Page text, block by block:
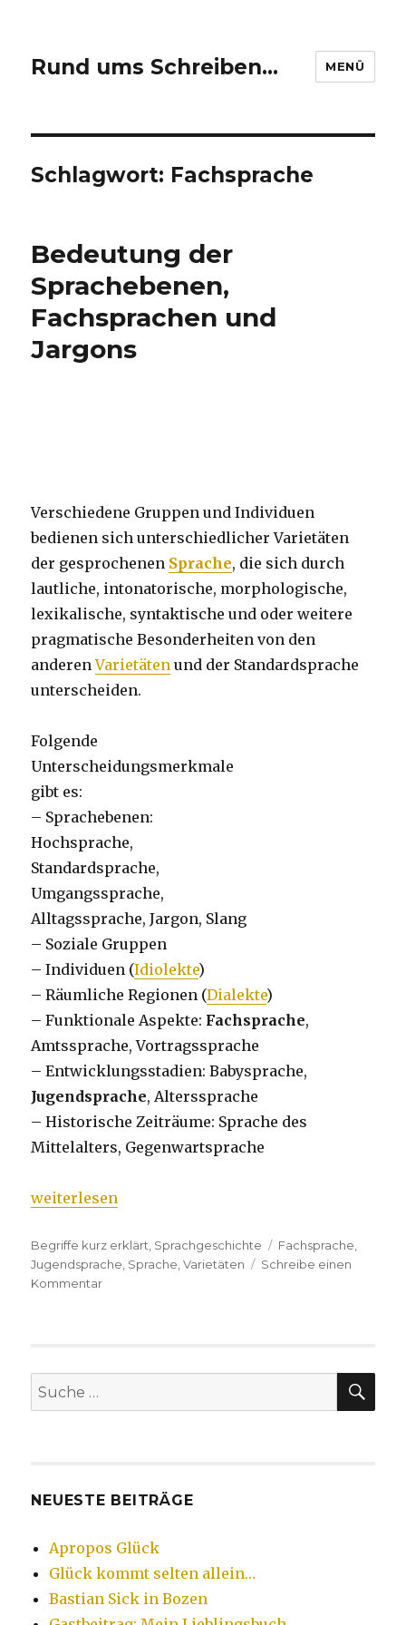
Rund ums Schreiben… MENÜ
Schlagwort: Fachsprache
Bedeutung der
Sprachebenen,
Fachsprachen und
Jargons
Verschiedene Gruppen und Individuen
bedienen sich unterschiedlicher Varietäten
der gesprochenen Sprache, die sich durch
lautliche, intonatorische, morphologische,
lexikalische, syntaktische und oder weitere
pragmatische Besonderheiten von den
anderenVarietäten und der Standardsprache
unterscheiden.
Folgende
Unterscheidungsmerkmale
gibt es:
– Sprachebenen:
Hochsprache,
Standardsprache,
Umgangssprache,
Alltagssprache, Jargon, Slang
– Soziale Gruppen
– Individuen (Idiolekte)
– Räumliche Regionen (Dialekte)
– Funktionale Aspekte: Fachsprache,
Amtssprache, Vortragssprache
– Entwicklungsstadien: Babysprache,
Jugendsprache, Alterssprache
– Historische Zeiträume: Sprache des
Mittelalters, Gegenwartsprache
„Bedeutung der Sprachebenen, Fachsprachen und
weiterlesen
Kategorien
Begriffe kurz erklärt Sprachgeschichte Tags
Fachsprache
Jugendsprache Sprache ,Varietäten
Schreibe einen
Kommentar
und
Suche
nach:
NEUESTE BEITRÄGE
Apropos Glück
Glück kommt selten allein…
Bastian Sick in Bozen